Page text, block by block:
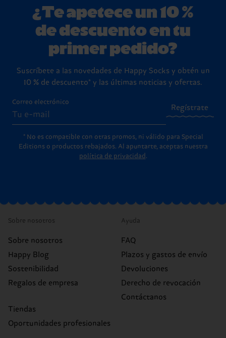
¿Te apetece un 10 %
de descuento en tu
primer pedido?
Suscríbete a las novedades de Happy Socks y obtén un
10 % de descuento* y las últimas noticias y ofertas.
Correo electrónico
Regístrate
* No es compatible con otras promos, ni válido para Special
Editions o productos rebajados. Al apuntarte, aceptas nuestra
política de privacidad .
Sobre nosotros
Sobre nosotros
Happy Blog
Sostenibilidad
Regalos de empresa
Tiendas
Oportunidades profesionales
Ayuda
FAQ
Plazos y gastos de envío
Devoluciones
Derecho de revocación
Contáctanos